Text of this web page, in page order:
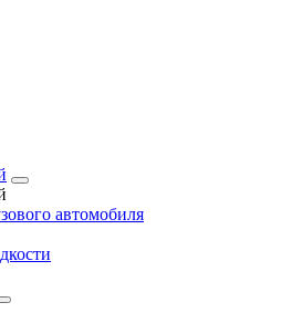
автомобиля